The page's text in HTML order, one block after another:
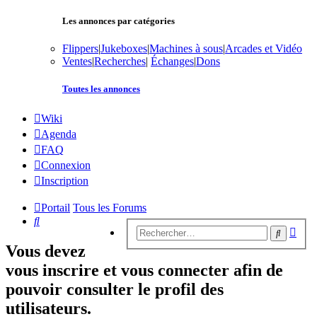
Les annonces par catégories
Flippers|Jukeboxes|Machines à sous|Arcades et Vidéo
Ventes|Recherches| Échanges|Dons
Toutes les annonces
Wiki
Agenda
FAQ
Connexion
Inscription
Portail Tous les Forums
Rechercher
Vous devez
vous inscrire et vous connecter afin de
pouvoir consulter le profil des
utilisateurs.